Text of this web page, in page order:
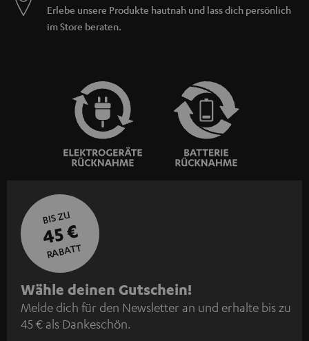
Erlebe unsere Produkte hautnah und lass dich persönlich
im Store beraten.
BIS ZU
45 €
RABATT
N
e
w
Wähle deinen Gutschein!
Melde dich für den Newsletter an und erhalte bis zu
45 € als Dankeschön.